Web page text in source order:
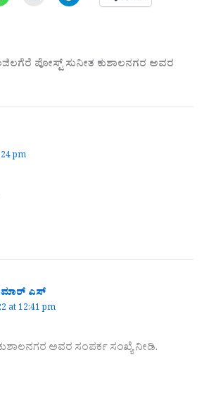
ಪೋಸ್ಟ್ ಸುನೀತ ಕುಶಾಲನಗರ ಅವರ
pm
ಎಸ್
at 12:41 pm
ಅವರ ಸಂಪರ್ಕ ಸಂಖ್ಯೆ ನೀಡಿ.